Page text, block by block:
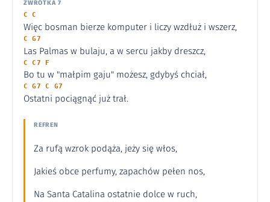
ZWROTKA 7
C C
Więc bosman bierze komputer i liczy wzdłuż i wszerz,
C G7
Las Palmas w bulaju, a w sercu jakby dreszcz,
C C7 F
Bo tu w "małpim gaju" możesz, gdybyś chciał,
C G7 C G7
Ostatni pociągnąć już trał.
REFREN
Za rufą wzrok podąża, jeży się włos,
Jakieś obce perfumy, zapachów pełen nos,
Na Santa Catalina ostatnie dolce w ruch,